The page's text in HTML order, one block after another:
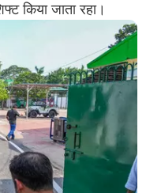
किया जाता रहा।